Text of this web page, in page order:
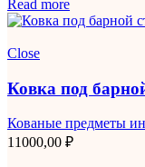
Read more
Close
Ковка под
Кованые предметы
11000,00 ₽